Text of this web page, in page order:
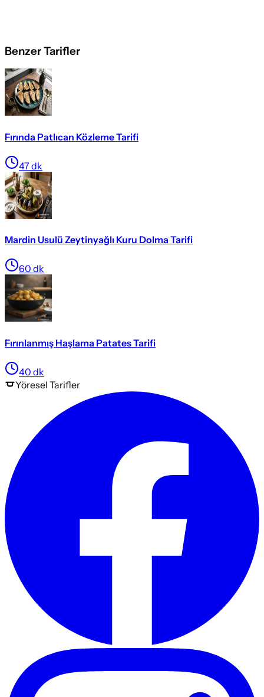
Benzer Tarifler
Fırında Patlıcan Közleme Tarifi
47 dk
Mardin Usulü Zeytinyağlı Kuru Dolma Tarifi
60 dk
Fırınlanmış Haşlama Patates Tarifi
40 dk
Yöresel Tarifler